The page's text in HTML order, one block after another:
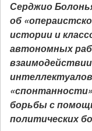
Серджио
об
истории и
автономных
борьбы с
политических